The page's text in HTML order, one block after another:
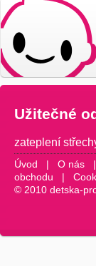
Užitečné
zateplení
Úvod | O nás
obchodu |
© 2010 detska-